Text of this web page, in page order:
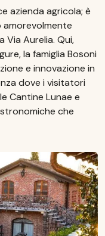
azienda agricola; è
Aurelia. Qui,
la famiglia Bosoni
e innovazione in
dove i visitatori
Cantine Lunae e
che